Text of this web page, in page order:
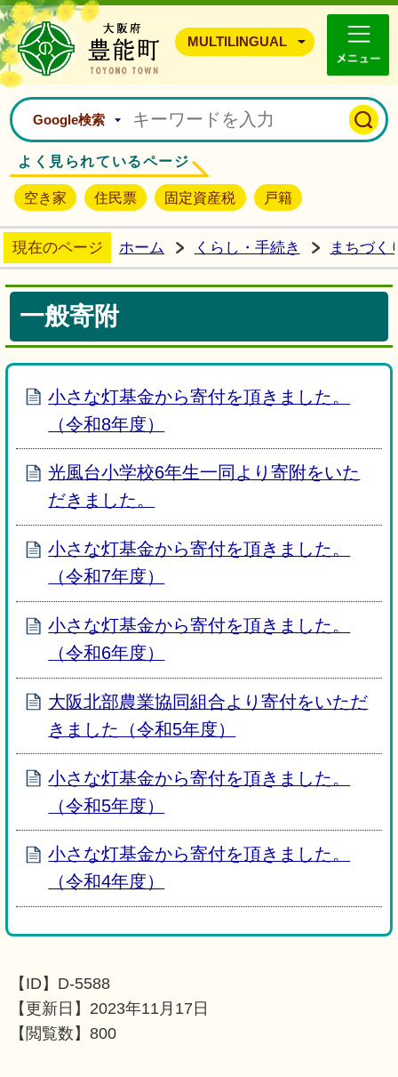
豊能町ホームページ
MULTILINGUAL
Google検索
よく見られているページ
空き家 住民票 固定資産税 戸籍
現在のページ ホーム くらし・手続き まちづく
一般寄附
小さな灯基金から寄付を頂きました。
（令和8年度）
光風台小学校6年生一同より寄附をいた
だきました。
小さな灯基金から寄付を頂きました。
（令和7年度）
小さな灯基金から寄付を頂きました。
（令和6年度）
大阪北部農業協同組合より寄付をいただ
きました（令和5年度）
小さな灯基金から寄付を頂きました。
（令和5年度）
小さな灯基金から寄付を頂きました。
（令和4年度）
【ID】 D-5588
【更新日】 2023年11月17日
【閲覧数】800